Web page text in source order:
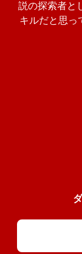
説の探索者と
キルだと思っ